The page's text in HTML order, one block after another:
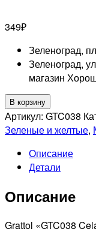
349₽
Зеленоград,
Зеленоград,
магазин
Количество
товара
GRATTOL
лак
Color
Polish
9мл
В корзину
Артикул: GTC038
Зеленые и желтые,
Описание
Детали
Описание
Grattol «GTC038